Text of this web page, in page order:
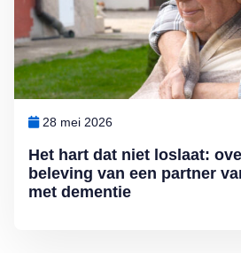
Het hart dat niet loslaat:
beleving van een partner
met dementie
28 mei 2026